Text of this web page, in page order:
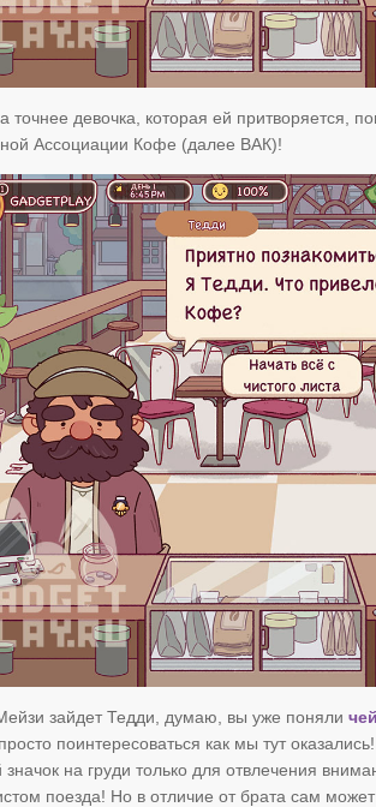
точнее девочка, которая ей притворяется,
Ассоциации Кофе (далее ВАК)!
зайдет Тедди, думаю, вы уже поняли
поинтересоваться как мы тут
на груди только для отвлечения
поезда! Но в отличие от брата сам может